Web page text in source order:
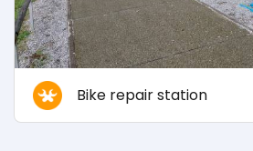
Bike repair station